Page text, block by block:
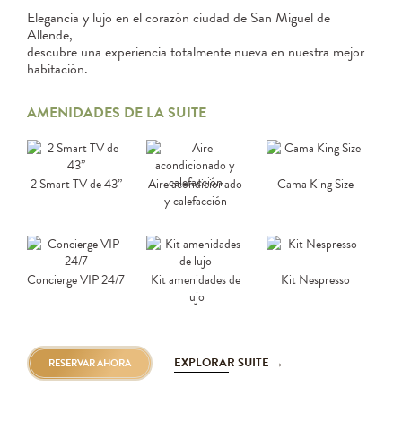
Elegancia y lujo en el corazón ciudad de San Miguel de
Allende,
descubre una experiencia totalmente nueva en nuestra mejor
habitación.
AMENIDADES DE LA SUITE
2 Smart TV de 43”
Aire acondicionado
y calefacción
Cama King Size
Concierge VIP 24/7
Kit amenidades de
lujo
Kit Nespresso
RESERVAR AHORA EXPLORAR SUITE →